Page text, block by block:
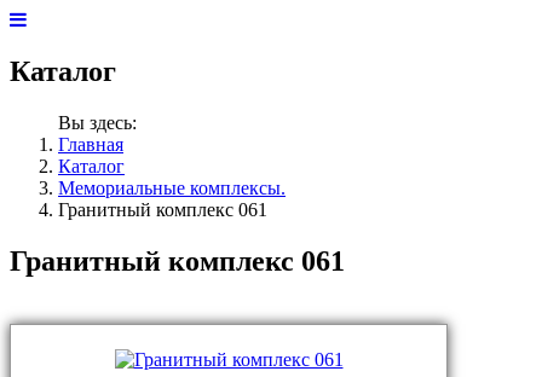
Каталог
Вы здесь:
Главная
Каталог
Мемориальные комплексы.
Гранитный комплекс 061
Гранитный комплекс 061